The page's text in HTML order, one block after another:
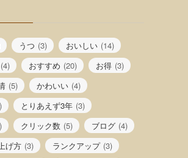
うつ (3) おいしい (14)
(4) おすすめ (20) お得 (3)
(5) かわいい (4)
とりあえず3年 (3)
クリック数 (5) ブログ (4)
げ方 (3) ランクアップ (3)